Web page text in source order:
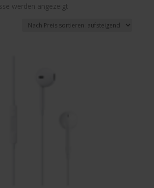
werden angezeigtNach
sortiert: